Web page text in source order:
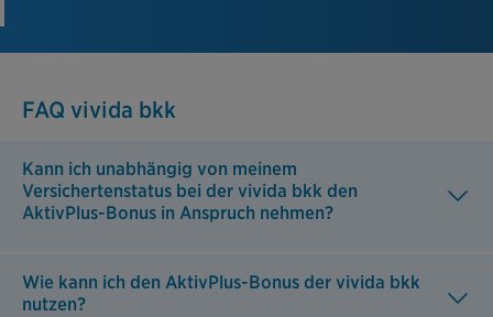
FAQ vivida bkk
Kann ich unabhängig von meinem
Versichertenstatus bei der vivida bkk den
AktivPlus-Bonus in Anspruch nehmen?
Wie kann ich den AktivPlus-Bonus der vivida bkk
nutzen?